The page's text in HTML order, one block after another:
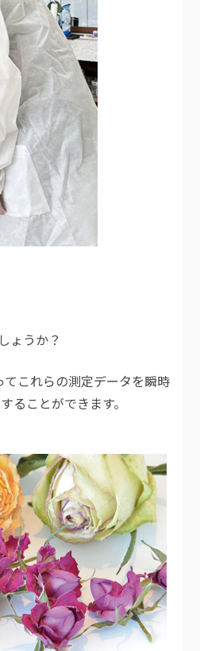
ょうか？
これらの測定データを瞬時
ることができます。